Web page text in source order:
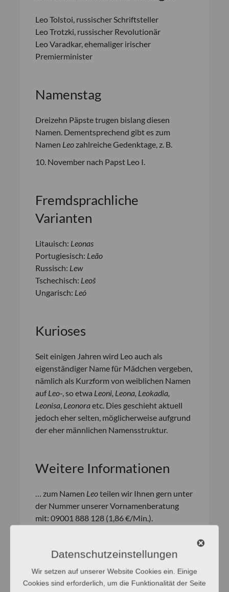
Leo Tolstoi, russischer Schriftsteller
Leo Trotzki, russischer Revolutionär
Leo Varadkar, ehemaliger irischer
Premierminister
Namenstag
Dreizehn Päpste trugen bislang diesen
Namen. Dementsprechend gibt es zum
Namen Leozahlreiche Gedenktage, z. B.
10. November nach Papst Leo I.
Fremdsprachliche
Varianten
Litauisch: Leonas
Portugiesisch: Leão
Russisch: Lew
Tschechisch: Leoš
Ungarisch: Leó
Kurioses
Seit einigen Jahren wird Leo auch als
eigenständiger Name für Mädchen vergeben,
nämlich als Kurzform von weiblichen Namen
aufLeo-, so etwa Leoni, Leona, Leokadia,
Leonisa, Leonoraetc. Dies geschieht aktuell
jedoch eher selten, möglicherweise aufgrund
der eher männlichen Namensstruktur.
Weitere Informationen
… zum Namen Leoteilen wir Ihnen gern unter
der Nummer unserer Vornamenberatung
mit: 09001 888 128 (1,86 €/Min.).
Vornamenurkunde
Datenschutzeinstellungen
Wir setzen auf unserer Website Cookies ein. Einige
Cookies sind erforderlich, um die Funktionalität der Seite